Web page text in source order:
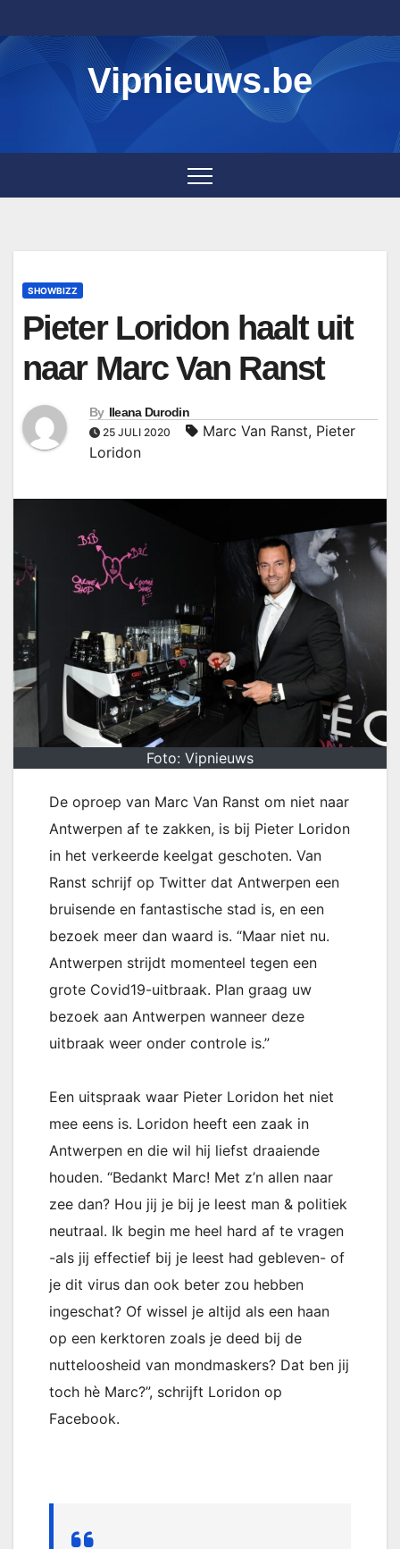
to
content
Vipnieuws.be
SHOWBIZZ
Pieter Loridon haalt uit
naar Marc Van Ranst
By Ileana Durodin
25 JULI 2020 Marc Van Ranst, Pieter
Loridon
Foto: Vipnieuws
De oproep van Marc Van Ranst om niet naar
Antwerpen af te zakken, is bij Pieter Loridon
in het verkeerde keelgat geschoten. Van
Ranst schrijf op Twitter dat Antwerpen een
bruisende en fantastische stad is, en een
bezoek meer dan waard is. “Maar niet nu.
Antwerpen strijdt momenteel tegen een
grote Covid19-uitbraak. Plan graag uw
bezoek aan Antwerpen wanneer deze
uitbraak weer onder controle is.”
Een uitspraak waar Pieter Loridon het niet
mee eens is. Loridon heeft een zaak in
Antwerpen en die wil hij liefst draaiende
houden. “Bedankt Marc! Met z’n allen naar
zee dan? Hou jij je bij je leest man & politiek
neutraal. Ik begin me heel hard af te vragen
-als jij effectief bij je leest had gebleven- of
je dit virus dan ook beter zou hebben
ingeschat? Of wissel je altijd als een haan
op een kerktoren zoals je deed bij de
nutteloosheid van mondmaskers? Dat ben jij
toch hè Marc?”, schrijft Loridon op
Facebook.